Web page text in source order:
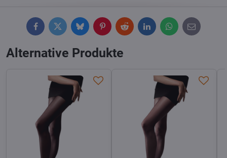
FacebookTwitterBlueskyPinterestReddit LinkedInWhatsApp
E-
mail
Alternative Produkte